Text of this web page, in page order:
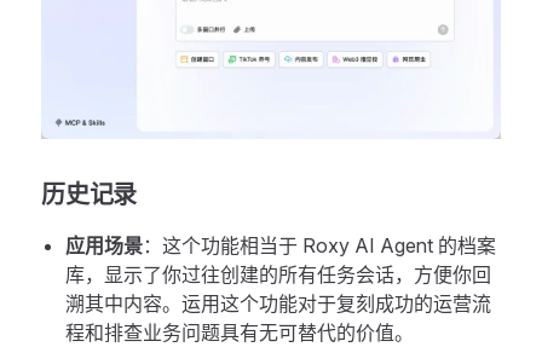
历史记录
应用场景：这个功能相当于 Roxy AI Agent 的档案
库，显示了你过往创建的所有任务会话，方便你回
溯其中内容。运用这个功能对于复刻成功的运营流
程和排查业务问题具有无可替代的价值。